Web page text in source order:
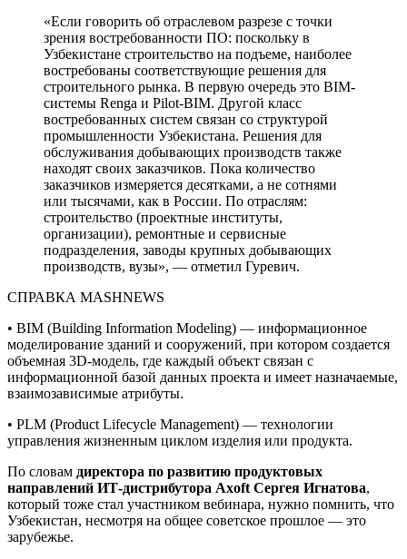
«Если говорить об отраслевом разрезе с точки
зрения востребованности ПО: поскольку в
Узбекистане строительство на подъеме, наиболее
востребованы соответствующие решения для
строительного рынка. В первую очередь это BIM-
системы Renga и Pilot-BIM. Другой класс
востребованных систем связан со структурой
промышленности Узбекистана. Решения для
обслуживания добывающих производств также
находят своих заказчиков. Пока количество
заказчиков измеряется десятками, а не сотнями
или тысячами, как в России. По отраслям:
строительство (проектные институты,
организации), ремонтные и сервисные
подразделения, заводы крупных добывающих
производств, вузы», — отметил Гуревич.
СПРАВКА MASHNEWS
• BIM (Building Information Modeling) — информационное
моделирование зданий и сооружений, при котором создается
объемная 3D-модель, где каждый объект связан с
информационной базой данных проекта и имеет назначаемые,
взаимозависимые атрибуты.
• PLM (Product Lifecycle Management) — технологии
управления жизненным циклом изделия или продукта.
По словам директора по развитию продуктовых
направлений ИТ-дистрибутора Axoft Сергея Игнатова,
который тоже стал участником вебинара, нужно помнить, что
Узбекистан, несмотря на общее советское прошлое — это
зарубежье.